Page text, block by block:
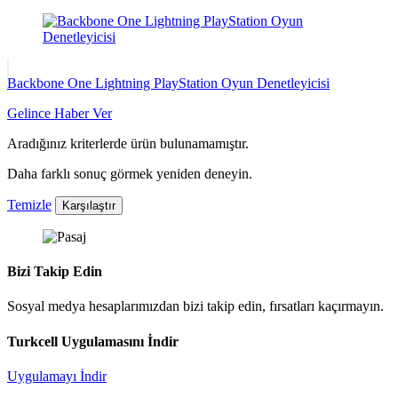
Backbone One Lightning PlayStation Oyun Denetleyicisi
Gelince Haber Ver
Aradığınız kriterlerde ürün bulunamamıştır.
Daha farklı sonuç görmek yeniden deneyin.
Temizle Karşılaştır
Bizi Takip Edin
Sosyal medya hesaplarımızdan bizi takip edin, fırsatları kaçırmayın.
Turkcell Uygulamasını İndir
Uygulamayı İndir